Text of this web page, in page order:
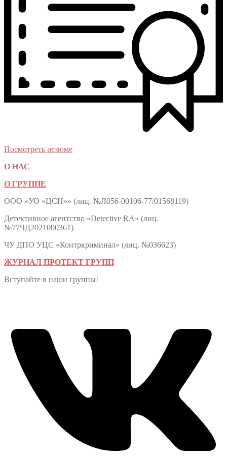
Посмотреть резюме
О НАС
О ГРУППЕ
ООО «УО «ЦСН»» (лиц. №Л056-00106-77/01568119)
Детективное агентство «Detective RA» (лиц.
№77ЧД2021000361)
ЧУ ДПО УЦС «Контркриминал» (лиц. №036623)
ЖУРНАЛ ПРОТЕКТ ГРУПП
Вступайте в наши группы!